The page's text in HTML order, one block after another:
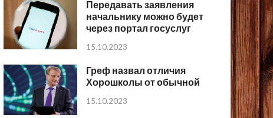
Передавать заявления
начальнику можно будет
через портал госуслуг
15.10.2023
Греф назвал отличия
Хорошколы от обычной
15.10.2023